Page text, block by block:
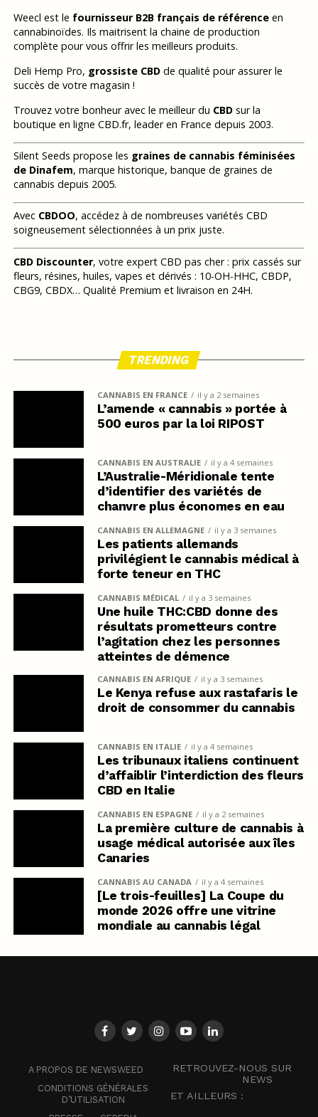
Weecl est le fournisseur B2B français de référenceen
cannabinoïdes. Ils maitrisent la chaine de production
complète pour vous offrir les meilleurs produits.
Deli Hemp Pro, grossiste CBDde qualité pour assurer le
succès de votre magasin !
Trouvez votre bonheur avec le meilleur du CBDsur la
boutique en ligne CBD.fr, leader en France depuis 2003.
Silent Seeds propose les graines de cannabis féminisées
de Dinafem, marque historique, banque de graines de
cannabis depuis 2005.
Avec CBDOO, accédez à de nombreuses variétés CBD
soigneusement sélectionnées à un prix juste.
CBD Discounter, votre expert CBD pas cher : prix cassés sur
fleurs, résines, huiles, vapes et dérivés : 10-OH-HHC, CBDP,
CBG9, CBDX… Qualité Premium et livraison en 24H.
TRENDING
CANNABIS EN FRANCE il y a 2 semaines
L’amende « cannabis » portée à
500 euros par la loi RIPOST
CANNABIS EN AUSTRALIE il y a 4 semaines
L’Australie-Méridionale tente
d’identifier des variétés de
chanvre plus économes en eau
CANNABIS EN ALLEMAGNE il y a 3 semaines
Les patients allemands
privilégient le cannabis médical à
forte teneur en THC
CANNABIS MÉDICAL il y a 3 semaines
Une huile THC:CBD donne des
résultats prometteurs contre
l’agitation chez les personnes
atteintes de démence
CANNABIS EN AFRIQUE il y a 3 semaines
Le Kenya refuse aux rastafaris le
droit de consommer du cannabis
CANNABIS EN ITALIE il y a 4 semaines
Les tribunaux italiens continuent
d’affaiblir l’interdiction des fleurs
CBD en Italie
CANNABIS EN ESPAGNE il y a 2 semaines
La première culture de cannabis à
usage médical autorisée aux îles
Canaries
CANNABIS AU CANADA il y a 4 semaines
[Le trois-feuilles] La Coupe du
monde 2026 offre une vitrine
mondiale au cannabis légal
A PROPOS DE NEWSWEED
CONDITIONS GÉNÉRALES
D’UTILISATION
RETROUVEZ-NOUS SUR
NEWS
ET AILLEURS :